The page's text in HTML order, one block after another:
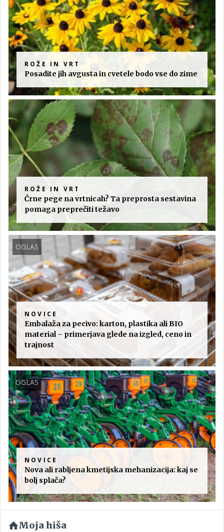
ROŽE IN VRT
Posadite jih avgusta in cvetele bodo vse do zime
ROŽE IN VRT
Črne pege na vrtnicah? Ta preprosta sestavina
pomaga preprečiti težavo
OGLAS
NOVICE
Embalaža za pecivo: karton, plastika ali BIO
material – primerjava glede na izgled, ceno in
trajnost
OGLAS
NOVICE
Nova ali rabljena kmetijska mehanizacija: kaj se
bolj splača?
Moja hiša